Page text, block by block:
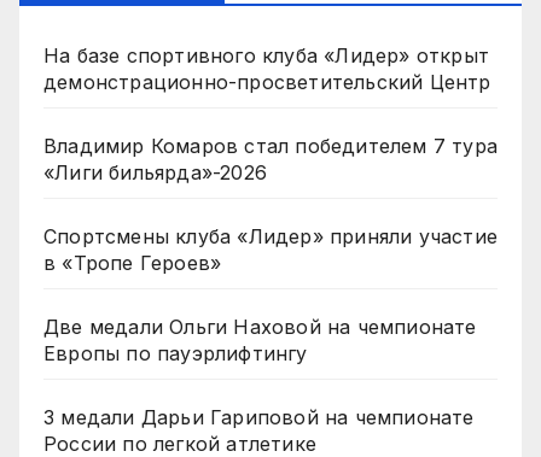
На базе спортивного клуба «Лидер» открыт
демонстрационно-просветительский Центр
Владимир Комаров стал победителем 7 тура
«Лиги бильярда»-2026
Спортсмены клуба «Лидер» приняли участие
в «Тропе Героев»
Две медали Ольги Наховой на чемпионате
Европы по пауэрлифтингу
3 медали Дарьи Гариповой на чемпионате
России по легкой атлетике